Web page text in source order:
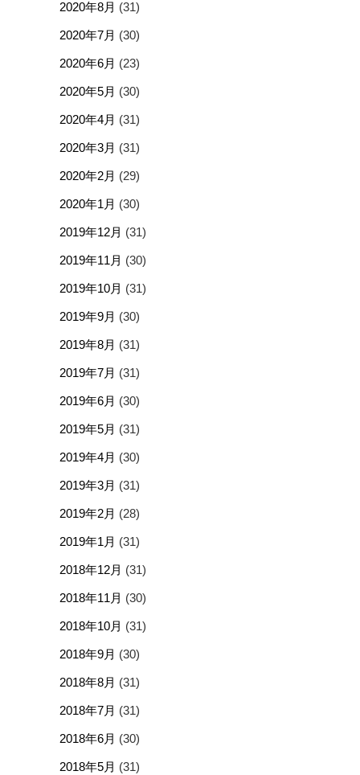
2020年8月 (31)
2020年7月 (30)
2020年6月 (23)
2020年5月 (30)
2020年4月 (31)
2020年3月 (31)
2020年2月 (29)
2020年1月 (30)
2019年12月 (31)
2019年11月 (30)
2019年10月 (31)
2019年9月 (30)
2019年8月 (31)
2019年7月 (31)
2019年6月 (30)
2019年5月 (31)
2019年4月 (30)
2019年3月 (31)
2019年2月 (28)
2019年1月 (31)
2018年12月 (31)
2018年11月 (30)
2018年10月 (31)
2018年9月 (30)
2018年8月 (31)
2018年7月 (31)
2018年6月 (30)
2018年5月 (31)